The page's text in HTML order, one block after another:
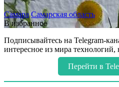
Самара Самарская область
В избранное
Подписывайтесь на Telegram-
интересное из мира технологий,
Перейти в